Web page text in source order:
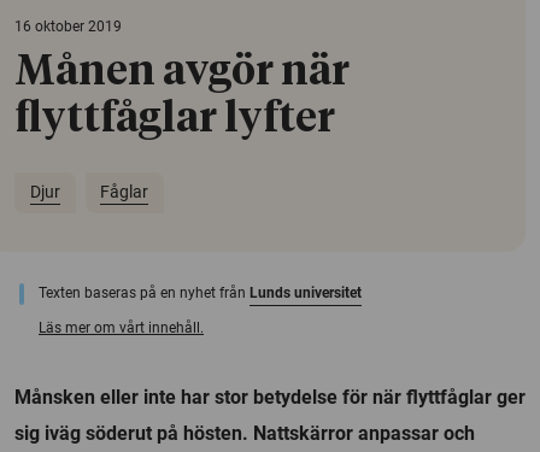
16 oktober 2019
Månen avgör när
flyttfåglar lyfter
Djur Fåglar
Texten baseras på en nyhet från Lunds universitet
Läs mer om vårt innehåll.
Månsken eller inte har stor betydelse för när flyttfåglar ger
sig iväg söderut på hösten. Nattskärror anpassar och